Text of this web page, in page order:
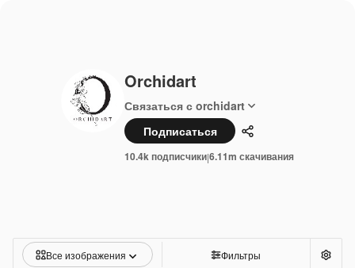
Orchidart
Связаться с orchidart
Подписаться
Поделиться
10.4k подписчики|6.11m скачивания
Все изображения Фильтры